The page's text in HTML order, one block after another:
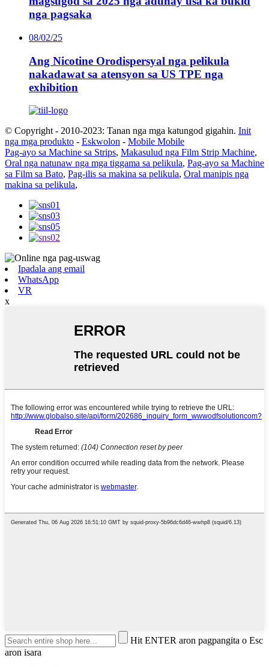
nga pagsaka
08/02/25
Ang Nicotine Orodispersyal nga pelikula
nakadawat sa atensyon sa US TPE nga
exhibition
© Copyright - 2010-2023: Tanan nga mga katungod gigahin. Init
nga mga produkto - Eskwolon - Mobile Mobile
Pag-ayo sa Machine sa Strips, Makasulud nga Film Strip Machine,
Oral nga natunaw nga mga tiggama sa pelikula, Pag-ayo sa Machine
sa Film sa Bato, Pag-ilis sa makina sa pelikula, Oral manipis nga
makina sa pelikula,
Ipadala ang email
WhatsApp
VR
x
Hit ENTER aron pagpangita o Esc
aron isara